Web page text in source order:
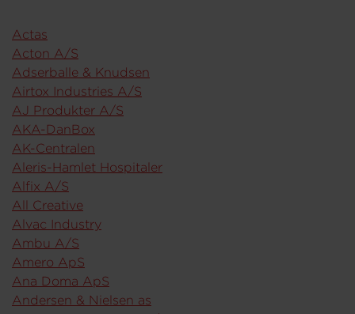
Actas
Acton A/S
Adserballe & Knudsen
Airtox Industries A/S
AJ Produkter A/S
AKA-DanBox
AK-Centralen
Aleris-Hamlet Hospitaler
Alfix A/S
All Creative
Alvac Industry
Ambu A/S
Amero ApS
Ana Doma ApS
Andersen & Nielsen as